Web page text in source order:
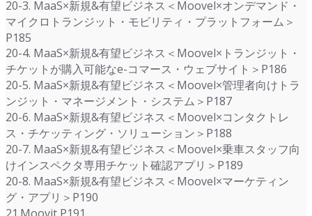
20-3. MaaS×新規&有望ビジネス＜Moovel×オンデマンド・
マイクロトランジット・モビリティ・プラットフォーム＞
P185
20-4. MaaS×新規&有望ビジネス＜Moovel×トランジット・
チケットが購入可能なe-コマース・ウェブサイト＞P186
20-5. MaaS×新規&有望ビジネス＜Moovel×管理者向けトラ
ンジット・マネージメント・システム＞P187
20-6. MaaS×新規&有望ビジネス＜Moovel×コンタクトレ
ス・チケッティング・ソリューション＞P188
20-7. MaaS×新規&有望ビジネス＜Moovel×乗車スタッフ向
けインスペクタ専用チケット確認アプリ＞P189
20-8. MaaS×新規&有望ビジネス＜Moovel×マーケティン
グ・アプリ＞P190